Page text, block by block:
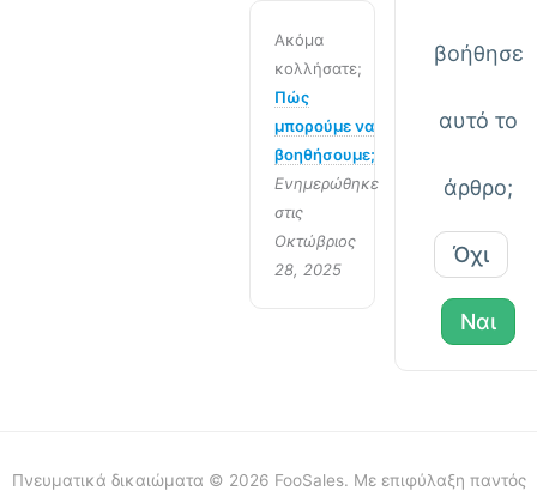
Ακόμα
κολλήσατε;
Πώς
μπορούμε να
βοηθήσουμε;
Ενημερώθηκε
στις
Οκτώβριος
28, 2025
βοήθησε
αυτό το
άρθρο;
Όχι
Ναι
Πνευματικά δικαιώματα © 2026 FooSales. Με επιφύλαξη παντός